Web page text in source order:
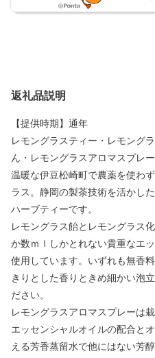
返礼品説明
【提供時期】通年
レモングラスティー・レモング
ん・レモングラスアロマスプレー
温暖な伊豆松崎町で農薬を使わ
ラス。静岡の製茶技術を活かし
ハーブティーです。
レモングラス飴とレモングラス
か数ｍｌしかとれない貴重なエ
使用しています。いずれも無香
きりとした香りときめ細かい泡
ださい。
レモングラスアロマスプレーは
エッセンシャルオイルの配合と
える芳香蒸留水で他にはない芳